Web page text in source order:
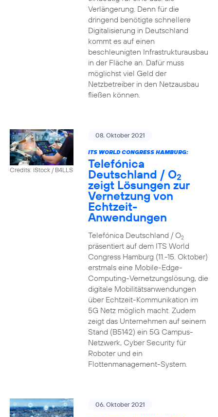
Verlängerung. Denn für die
dringend benötigte schnellere
Digitalisierung in Deutschland
kommt es auf einen
beschleunigten Infrastrukturausbau
in der Fläche an. Dafür muss
möglichst viel Geld der
Netzbetreiber in den Netzausbau
fließen können.
Credits: iStock / B4LLS
08. Oktober 2021
ITS WORLD CONGRESS HAMBURG:
Telefónica
Deutschland / O2
zeigt Lösungen zur
Vernetzung von
Echtzeit-
Anwendungen
Telefónica Deutschland / O2
präsentiert auf dem ITS World
Congress Hamburg (11.-15. Oktober)
erstmals eine Mobile-Edge-
Computing-Vernetzungslösung, die
digitale Mobilitätsanwendungen
über Echtzeit-Kommunikation im
5G Netz möglich macht. Zudem
zeigt das Unternehmen auf seinem
Stand (B5142) ein 5G Campus-
Netzwerk, Cyber Security für
Roboter und ein
Flottenmanagement-System.
06. Oktober 2021